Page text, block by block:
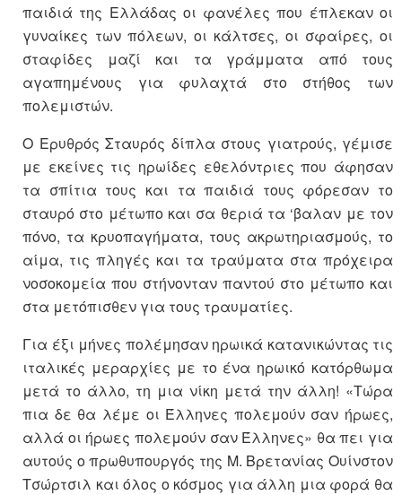
παιδιά της Ελλάδας οι φανέλες που έπλεκαν οι
γυναίκες των πόλεων, οι κάλτσες, οι σφαίρες, οι
σταφίδες μαζί και τα γράμματα από τους
αγαπημένους για φυλαχτά στο στήθος των
πολεμιστών.
Ο Ερυθρός Σταυρός δίπλα στους γιατρούς, γέμισε
με εκείνες τις ηρωίδες εθελόντριες που άφησαν
τα σπίτια τους και τα παιδιά τους φόρεσαν το
σταυρό στο μέτωπο και σα θεριά τα ‘βαλαν με τον
πόνο, τα κρυοπαγήματα, τους ακρωτηριασμούς, το
αίμα, τις πληγές και τα τραύματα στα πρόχειρα
νοσοκομεία που στήνονταν παντού στο μέτωπο και
στα μετόπισθεν για τους τραυματίες.
Για έξι μήνες πολέμησαν ηρωικά κατανικώντας τις
ιταλικές μεραρχίες με το ένα ηρωικό κατόρθωμα
μετά το άλλο, τη μια νίκη μετά την άλλη! «Τώρα
πια δε θα λέμε οι Έλληνες πολεμούν σαν ήρωες,
αλλά οι ήρωες πολεμούν σαν Έλληνες» θα πει για
αυτούς ο πρωθυπουργός της Μ. Βρετανίας Ουίνστον
Τσώρτσιλ και όλος ο κόσμος για άλλη μια φορά θα